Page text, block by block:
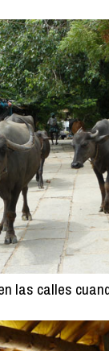
las calles